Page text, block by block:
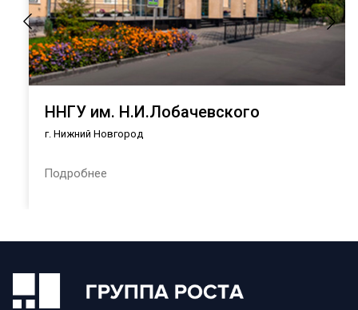
ННГУ им. Н.И.Лобачевского
г. Нижний Новгород
Подробнее